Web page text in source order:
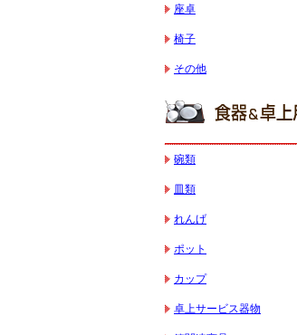
座卓
椅子
その他
碗類
皿類
れんげ
ポット
カップ
卓上サービス器物